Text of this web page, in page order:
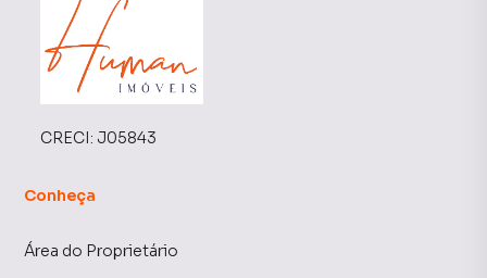
CRECI: J05843
Conheça
Área do Proprietário